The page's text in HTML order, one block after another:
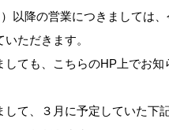
市施設予約システム
以降の営業につきましては
ただきます。
しても、こちらのHP上でお知
して、３月に予定していた下